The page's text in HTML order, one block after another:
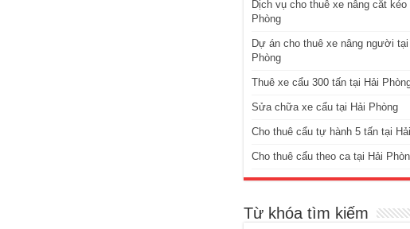
Dịch vụ cho thuê xe nâng cắt kéo
Phòng
Dự án cho thuê xe nâng người tại
Phòng
Thuê xe cẩu 300 tấn tại Hải
Sửa chữa xe cẩu tại Hải Phòng
Cho thuê cẩu tự hành 5 tấn tại
Cho thuê cẩu theo ca tại Hải
Từ khóa tìm kiếm